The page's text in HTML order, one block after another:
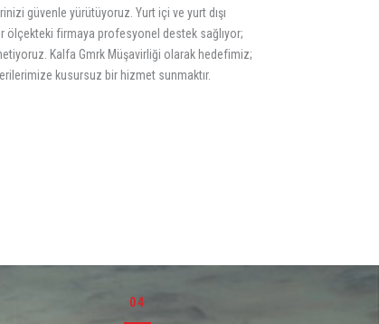
güvenle yürütüyoruz. Yurt içi ve yurt dışı
firmaya profesyonel destek sağlıyor;
Kalfa Gmrk Müşavirliği olarak hedefimiz;
kusursuz bir hizmet sunmaktır.
04